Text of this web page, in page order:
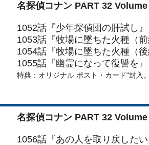
名探偵コナン PART 32 Volume
1052話『少年探偵団の肝試し』
1053話『牧場に墜ちた火種（
1054話『牧場に墜ちた火種（
1055話『幽霊になって復讐を』
特典：オリジナル ポスト・カード"封入
名探偵コナン PART 32 Volume
1056話『あの人を取り戻した